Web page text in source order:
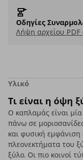
Οδηγίες
Λήψη αρχείου PDF
Υλικό
Τι είναι η όψη
Ο καπλαμάς είναι
πάνω σε
και φυσική
πλεονεκτήματα του
ξύλο. Οι πιο κοινοί